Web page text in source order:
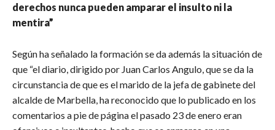
derechos nunca pueden amparar el insulto ni la
mentira”
Según ha señalado la formación se da además la situación de
que “el diario, dirigido por Juan Carlos Angulo, que se da la
circunstancia de que es el marido de la jefa de gabinete del
alcalde de Marbella, ha reconocido que lo publicado en los
comentarios a pie de página el pasado 23 de enero eran